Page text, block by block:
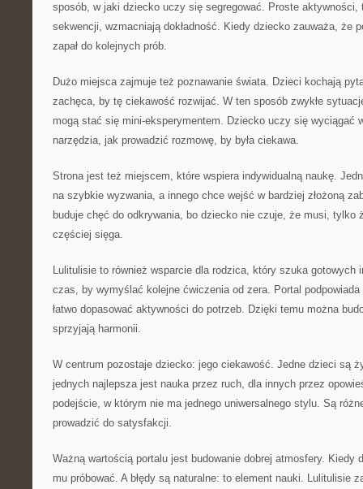
sposób, w jaki dziecko uczy się segregować. Proste aktywności,
sekwencji, wzmacniają dokładność. Kiedy dziecko zauważa, że
zapał do kolejnych prób.
Dużo miejsca zajmuje też poznawanie świata. Dzieci kochają
zachęca, by tę ciekawość rozwijać. W ten sposób zwykłe
mogą stać się mini-eksperymentem. Dziecko uczy się wyciągać
narzędzia, jak prowadzić rozmowę, by była ciekawa.
Strona jest też miejscem, które wspiera indywidualną naukę.
na szybkie wyzwania, a innego chce wejść w bardziej złożoną
buduje chęć do odkrywania, bo dziecko nie czuje, że musi, tylko
częściej sięga.
Lulitulisie to również wsparcie dla rodzica, który szuka gotowych
czas, by wymyślać kolejne ćwiczenia od zera. Portal
łatwo dopasować aktywności do potrzeb. Dzięki temu można
sprzyjają harmonii.
W centrum pozostaje dziecko: jego ciekawość. Jedne dzieci są
jednych najlepsza jest nauka przez ruch, dla innych przez
podejście, w którym nie ma jednego uniwersalnego stylu. Są
prowadzić do satysfakcji.
Ważną wartością portalu jest budowanie dobrej atmosfery. Kiedy
mu próbować. A błędy są naturalne: to element nauki. Lulitulisie